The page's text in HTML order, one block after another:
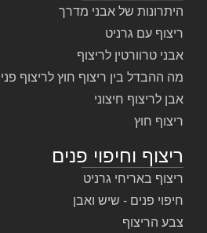
היתרונות של אבני מדרך
ריצוף עם גרניט
אבני טרוורטין לריצוף
מה ההבדל בין ריצוף חוץ לריצוף
אבן לריצוף חיצוני
ריצוף חוץ
ריצוף וחיפוי פנים
ריצוף באריחי גרניט
חיפוי פנים - שיש ואבן
צבע הריצוף